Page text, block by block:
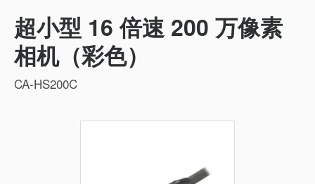
超小型 16 倍速 200 万像素
相机（彩色）
CA-HS200C